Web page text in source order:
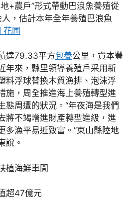
+農戶”形式帶動巴浪魚養殖從
，估計本年全年養殖巴浪魚
花圃
達79.33平方包養公里，資本豐
年來，縣里領導養殖戶采用新
料浮球替換木質漁排、泡沫浮
施，周全推進海上養殖轉型進
態周遭的狀況。“年夜海是我們
將不竭增進財產轉型進級，進
多漁平易近致富。”東山縣陸地
說。
植海鮮車間
超47億元